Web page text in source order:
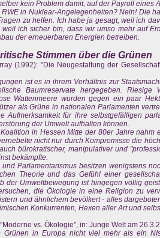
kein Problem damit, auf der Payroll eines
RWE in Nuklear-Angelegenheiten? Nein! Die
zu helfen. Ich habe ja gesagt, weil ich
ich sicher bin, dass wir umso mehr auf
der erneuerbaren Energien betreiben.
Stimmen über die Grünen
(1992): "Die Neugestaltung der
ist es in ihrem Verhältnis zur
Baumreservate hergegeben. Riesige
Wattenmeere wurden gegen ein paar
als Grüne in nationalen Parlamenten
Aufmerksamkeit für ihre selbstgefälligen
der Umwelt aufhalten können.
in Hessen Mitte der 80er Jahre nahm
nicht nur durch Kompromisse die
bürokratischer, manipulativer und
bekämpfte.
und Parlamentarismus besitzen wenigstens
Theorie und das Gefühl einer
der Umweltbewegung ist hingegen völlig
die Ökologie in eine Religion zu
und ähnlichem bevölkert - alles
Konkurrenten, Hexen aller Art und
vs. Ökologie", in: Junge Welt am
Grünen in Europa nicht viel mehr als ein